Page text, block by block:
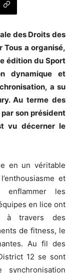
des Droits des
Tous a organisé,
édition du Sport
dynamique et
a su
Au terme des
son président
vu décerner le
en un véritable
et
enflammer les
en lice ont
à travers des
de fitness, le
Au fil des
12 se sont